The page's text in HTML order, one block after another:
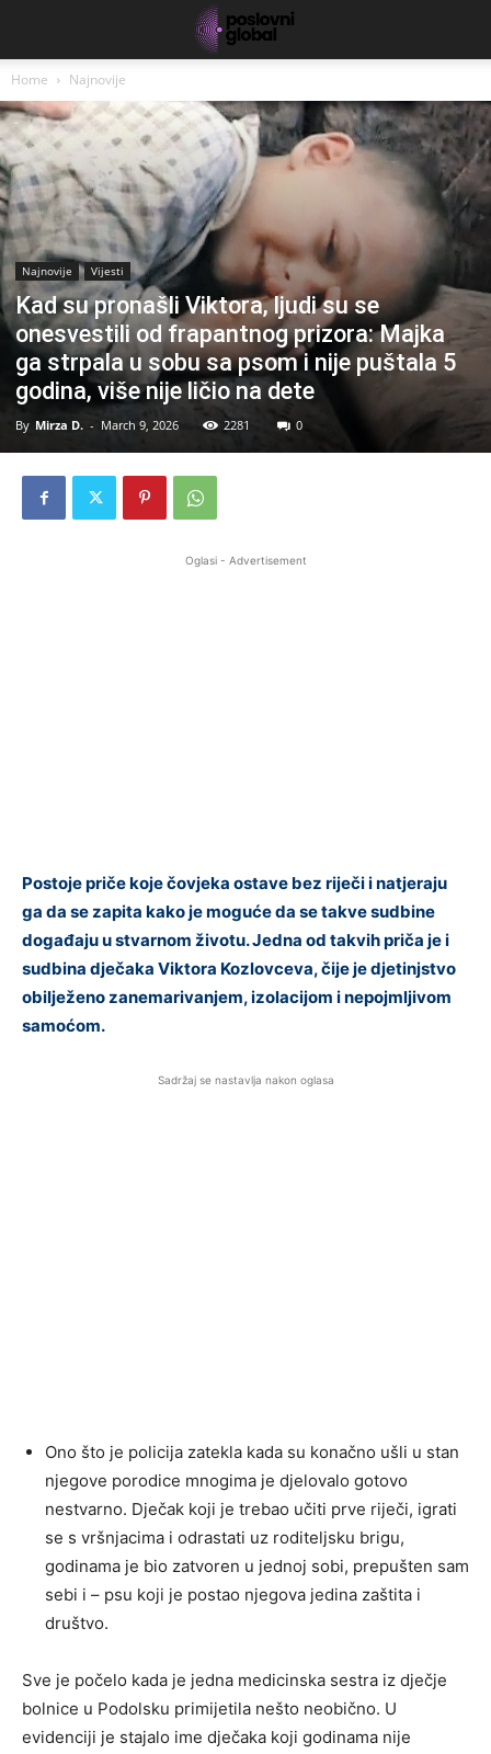
Home Najnovije
Najnovije Vijesti
Kad su pronašli Viktora, ljudi su se
onesvestili od frapantnog prizora: Majka
ga strpala u sobu sa psom i nije puštala 5
godina, više nije ličio na dete
By Mirza D. - March 9, 2026 2281 0
Oglasi - Advertisement
Postoje priče koje čovjeka ostave bez riječi i natjeraju
ga da se zapita kako je moguće da se takve sudbine
događaju u stvarnom životu. Jedna od takvih priča je i
sudbina dječaka Viktora Kozlovceva, čije je djetinjstvo
obilježeno zanemarivanjem, izolacijom i nepojmljivom
samoćom.
Sadržaj se nastavlja nakon oglasa
Ono što je policija zatekla kada su konačno ušli u stan
njegove porodice mnogima je djelovalo gotovo
nestvarno. Dječak koji je trebao učiti prve riječi, igrati
se s vršnjacima i odrastati uz roditeljsku brigu,
godinama je bio zatvoren u jednoj sobi, prepušten sam
sebi i – psu koji je postao njegova jedina zaštita i
društvo.
Sve je počelo kada je jedna medicinska sestra iz dječje
bolnice u Podolsku primijetila nešto neobično. U
evidenciji je stajalo ime dječaka koji godinama nije